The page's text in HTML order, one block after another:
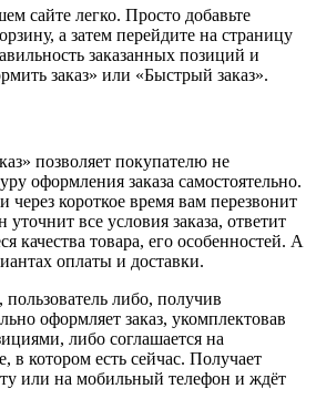
сайте легко. Просто добавьте
а затем перейдите на страницу
заказанных позиций и
заказ» или «Быстрый заказ».
позволяет покупателю не
оформления заказа самостоятельно.
через короткое время вам перезвонит
все условия заказа, ответит
качества товара, его особенностей. А
оплаты и доставки.
пользователь либо, получив
оформляет заказ, укомплектовав
либо соглашается на
в котором есть сейчас. Получает
или на мобильный телефон и ждёт